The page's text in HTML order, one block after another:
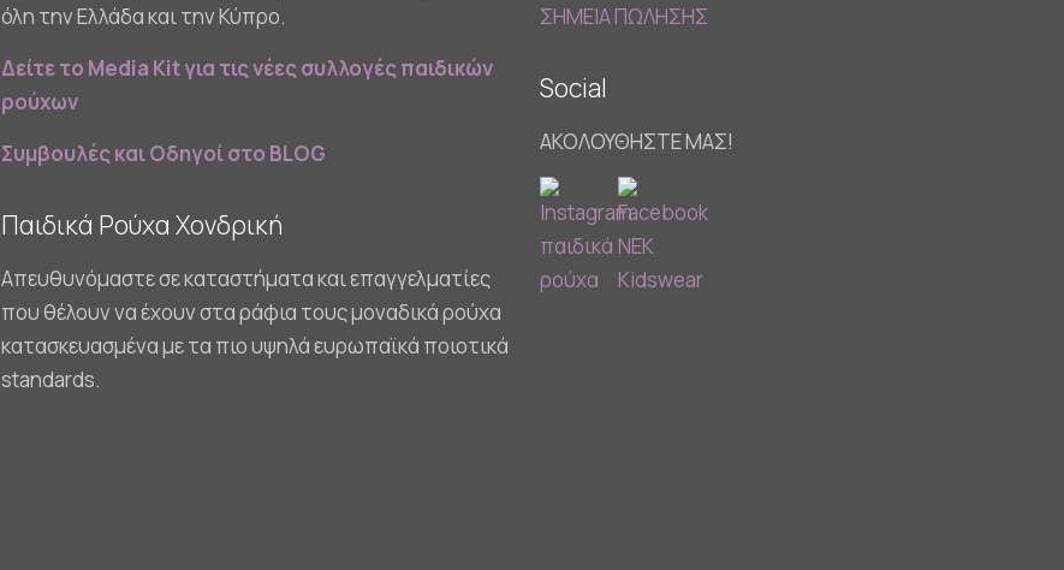
όλη την Ελλάδα και την Κύπρο.
Δείτε το Media Kit για τις νέες συλλογές παιδικών
ρούχων
Συμβουλές και Οδηγοί στο BLOG
Παιδικά Ρούχα Χονδρική
Απευθυνόμαστε σε καταστήματα και επαγγελματίες
που θέλουν να έχουν στα ράφια τους μοναδικά ρούχα
κατασκευασμένα με τα πιο υψηλά ευρωπαϊκά ποιοτικά
standards.
ΣΗΜΕΙΑ ΠΩΛΗΣΗΣ
Social
ΑΚΟΛΟΥΘΗΣΤΕ ΜΑΣ!